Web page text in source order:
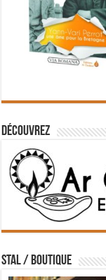
Découvrez
STAL / BOUTIQUE